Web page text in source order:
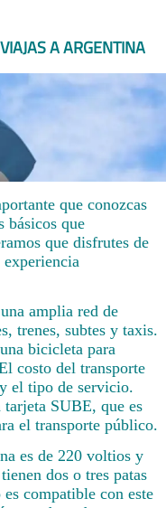
A ARGENTINA
que conozcas
básicos que
que disfrutes de
experiencia
amplia red de
trenes, subtes y taxis.
bicicleta para
costo del transporte
el tipo de servicio.
tarjeta SUBE, que es
el transporte público.
es de 220 voltios y
dos o tres patas
compatible con este